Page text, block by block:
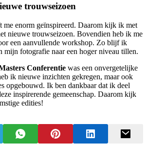
trouwseizoen
me enorm geïnspireerd. Daarom kijk ik met
nieuwe trouwseizoen. Bovendien heb ik me
een aanvullende workshop. Zo blijf ik
mijn fotografie naar een hoger niveau tillen.
Conferentie was een onvergetelijke
ik nieuwe inzichten gekregen, maar ook
opgebouwd. Ik ben dankbaar dat ik deel
inspirerende gemeenschap. Daarom kijk
edities!